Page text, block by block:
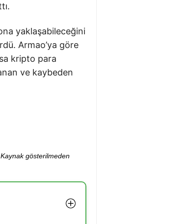
yaklaşabileceğini
Armao’ya göre
kripto para
ve kaybeden
gösterilmeden